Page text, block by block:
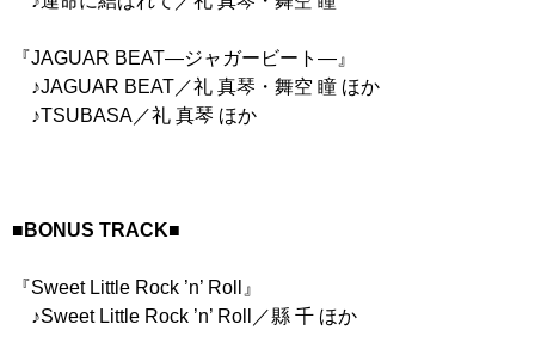
『JAGUAR BEAT―ジャガービート―』
♪JAGUAR BEAT／礼 真琴・舞空 瞳 ほか
♪TSUBASA／礼 真琴 ほか
■BONUS TRACK■
『Sweet Little Rock ’n’ Roll』
♪Sweet Little Rock ’n’ Roll／縣 千 ほか